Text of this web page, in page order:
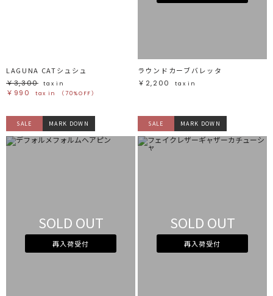
レッド レッド
ピンク ピンク
ミックスミックス
この条件で絞り込む
LAGUNA CATシュシュ
￥3,300
tax in
￥990 tax in （70%OFF）
ラウンドカーブバレッタ
￥2,200
tax in
SALE MARK DOWN
SOLD OUT
再入荷受付
SALE MARK DOWN
SOLD OUT
再入荷受付